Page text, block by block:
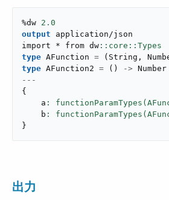
%dw 2.0
output
application/json
import * from dw
type AFunction = ( String ,
type AFunction2 = ( ) ->
---
{
    a
:
    b
}
出力